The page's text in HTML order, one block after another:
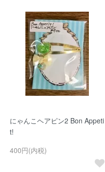
にゃんこヘアピン2 Bon Appeti
t!
400円(内税)